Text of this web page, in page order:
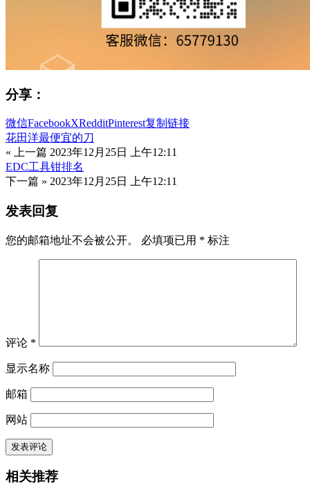
分享：
微信FacebookXRedditPinterest复制链接
花田洋最便宜的刀
« 上一篇 2023年12月25日 上午12:11
EDC工具钳排名
下一篇 » 2023年12月25日 上午12:11
发表回复
您的邮箱地址不会被公开。 必填项已用 * 标注
评论 *
显示名称
邮箱
网站
相关推荐